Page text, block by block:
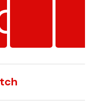
G